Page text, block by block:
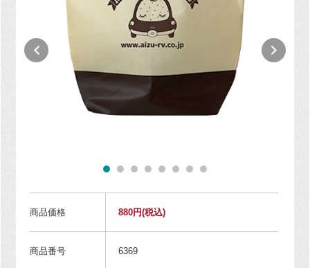
商品価格 880円(税込)
商品番号 6369